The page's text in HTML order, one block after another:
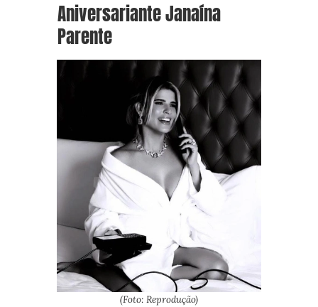
Aniversariante Janaína
Parente
(Foto: Reprodução)